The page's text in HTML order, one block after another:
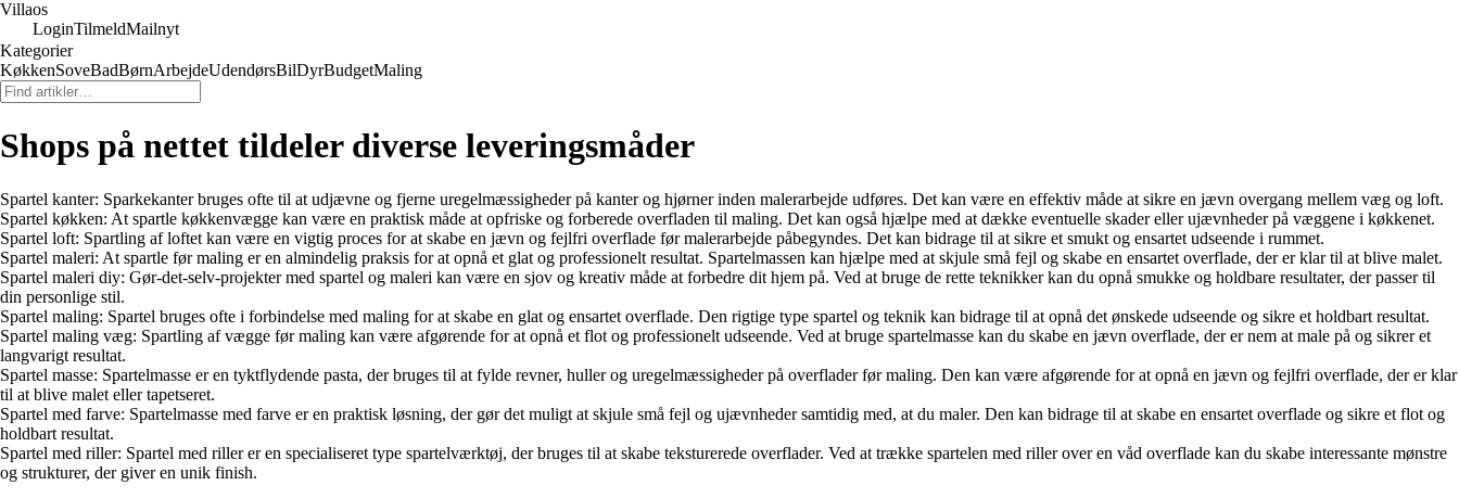
Villaos
LoginTilmeldMailnyt
Kategorier
KøkkenSoveBadBørnArbejdeUdendørsBilDyrBudgetMaling
Shops på nettet tildeler diverse leveringsmåder
Spartel kanter: Sparkekanter bruges ofte til at udjævne og fjerne uregelmæssigheder på kanter og hjørner inden malerarbejde udføres. Det kan være en effektiv måde at sikre en jævn overgang mellem væg og loft.
Spartel køkken: At spartle køkkenvægge kan være en praktisk måde at opfriske og forberede overfladen til maling. Det kan også hjælpe med at dække eventuelle skader eller ujævnheder på væggene i køkkenet.
Spartel loft: Spartling af loftet kan være en vigtig proces for at skabe en jævn og fejlfri overflade før malerarbejde påbegyndes. Det kan bidrage til at sikre et smukt og ensartet udseende i rummet.
Spartel maleri: At spartle før maling er en almindelig praksis for at opnå et glat og professionelt resultat. Spartelmassen kan hjælpe med at skjule små fejl og skabe en ensartet overflade, der er klar til at blive malet.
Spartel maleri diy: Gør-det-selv-projekter med spartel og maleri kan være en sjov og kreativ måde at forbedre dit hjem på. Ved at bruge de rette teknikker kan du opnå smukke og holdbare resultater, der passer til
din personlige stil.
Spartel maling: Spartel bruges ofte i forbindelse med maling for at skabe en glat og ensartet overflade. Den rigtige type spartel og teknik kan bidrage til at opnå det ønskede udseende og sikre et holdbart resultat.
Spartel maling væg: Spartling af vægge før maling kan være afgørende for at opnå et flot og professionelt udseende. Ved at bruge spartelmasse kan du skabe en jævn overflade, der er nem at male på og sikrer et
langvarigt resultat.
Spartel masse: Spartelmasse er en tyktflydende pasta, der bruges til at fylde revner, huller og uregelmæssigheder på overflader før maling. Den kan være afgørende for at opnå en jævn og fejlfri overflade, der er klar
til at blive malet eller tapetseret.
Spartel med farve: Spartelmasse med farve er en praktisk løsning, der gør det muligt at skjule små fejl og ujævnheder samtidig med, at du maler. Den kan bidrage til at skabe en ensartet overflade og sikre et flot og
holdbart resultat.
Spartel med riller: Spartel med riller er en specialiseret type spartelværktøj, der bruges til at skabe teksturerede overflader. Ved at trække spartelen med riller over en våd overflade kan du skabe interessante mønstre
og strukturer, der giver en unik finish.